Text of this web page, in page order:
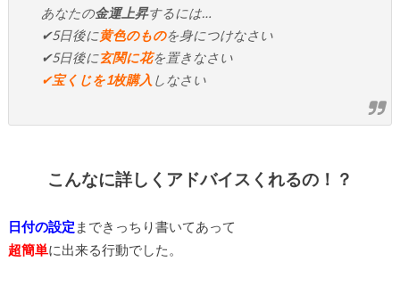
あなたの金運上昇するには…
✔5日後に黄色のものを身につけなさい
✔5日後に玄関に花を置きなさい
✔宝くじを1枚購入 しなさい
こんなに詳しくアドバイスくれるの！？
日付の設定 まできっちり書いてあって
超簡単に出来る行動でした。